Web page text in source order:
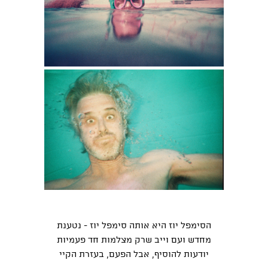
הסימפל יוז היא אותה סימפל יוז - נטענת
מחדש ועם וייב שרק מצלמות חד פעמיות
יודעות להוסיף, אבל הפעם, בעזרת הקיי